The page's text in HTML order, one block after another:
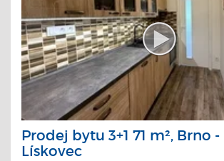
Prodej bytu 3+1 71 m², Brno
Lískovec